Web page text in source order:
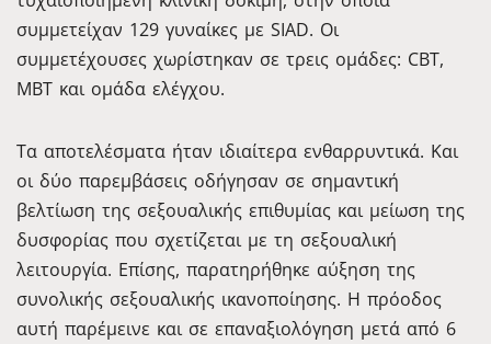
συμμετείχαν 129 γυναίκες με SIAD. Οι
συμμετέχουσες χωρίστηκαν σε τρεις ομάδες: CBT,
MBT και ομάδα ελέγχου.
Τα αποτελέσματα ήταν ιδιαίτερα ενθαρρυντικά. Και
οι δύο παρεμβάσεις οδήγησαν σε σημαντική
βελτίωση της σεξουαλικής επιθυμίας και μείωση της
δυσφορίας που σχετίζεται με τη σεξουαλική
λειτουργία. Επίσης, παρατηρήθηκε αύξηση της
συνολικής σεξουαλικής ικανοποίησης. Η πρόοδος
αυτή παρέμεινε και σε επαναξιολόγηση μετά από 6